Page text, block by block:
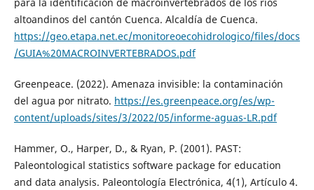
altoandinos del cantón Cuenca. Alcaldía de Cuenca.
https://geo.etapa.net.ec/monitoreoecohidrologico/files/docs
/GUIA%20MACROINVERTEBRADOS.pdf
Greenpeace. (2022). Amenaza invisible: la contaminación
del agua por nitrato. https://es.greenpeace.org/es/wp-
content/uploads/sites/3/2022/05/informe-aguas-LR.pdf
Hammer, O., Harper, D., & Ryan, P. (2001). PAST:
Paleontological statistics software package for education
and data analysis. Paleontología Electrónica, 4(1), Artículo 4.